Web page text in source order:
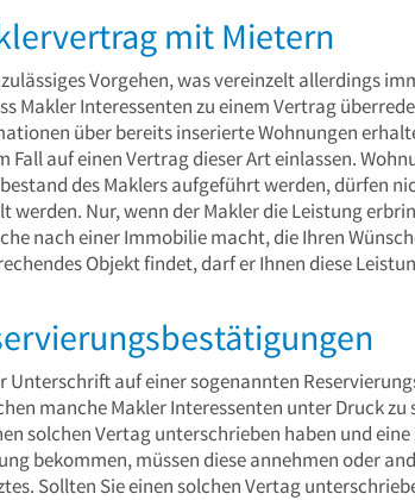
mit Mietern
Vorgehen, was vereinzelt allerdings
Makler Interessenten zu einem Vertrag
über bereits inserierte Wohnungen
Fall auf einen Vertrag dieser Art einlassen.
des Maklers aufgeführt werden, dürfen
werden. Nur, wenn der Makler die Leistung
nach einer Immobilie macht, die Ihren
Objekt findet, darf er Ihnen diese
Unterschrift auf einer sogenannten
manche Makler Interessenten unter Druck zu
solchen Vertag unterschrieben haben und
bekommen, müssen diese annehmen oder
Sollten Sie einen solchen Vertag